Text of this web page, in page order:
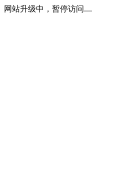
网站升级中，暂停访问....